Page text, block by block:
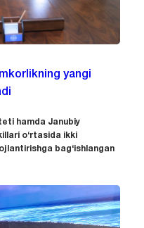
yangi
hamda Janubiy
o‘rtasida ikki
bag‘ishlangan